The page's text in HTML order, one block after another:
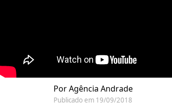
Por Agência Andrade
Publicado em 19/09/2018